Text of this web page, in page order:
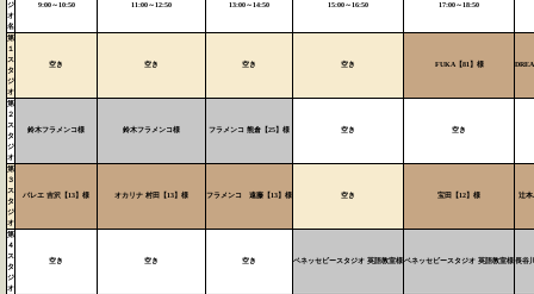
ジ
オ
名
9:00～10:50 11:00～12:50 13:00～14:50 15:00～16:50 17:00～18:50
第
１
ス
タ
ジ
オ
空き 空き 空き 空き FUKA【81】様
第
２
ス
タ
ジ
オ
鈴木フラメンコ様 鈴木フラメンコ様 フラメンコ 熊倉【25】様 空き 空き
第
３
ス
タ
ジ
オ
バレエ 吉沢【13】様 オカリナ 村田【13】様 フラメンコ 遠藤【13】様 空き 宝田【12】様 辻本
第
４
ス
タ
ジ
オ
空き 空き 空き ベネッセビースタジオ 英語教室様ベネッセビースタジオ 英語教室様長谷